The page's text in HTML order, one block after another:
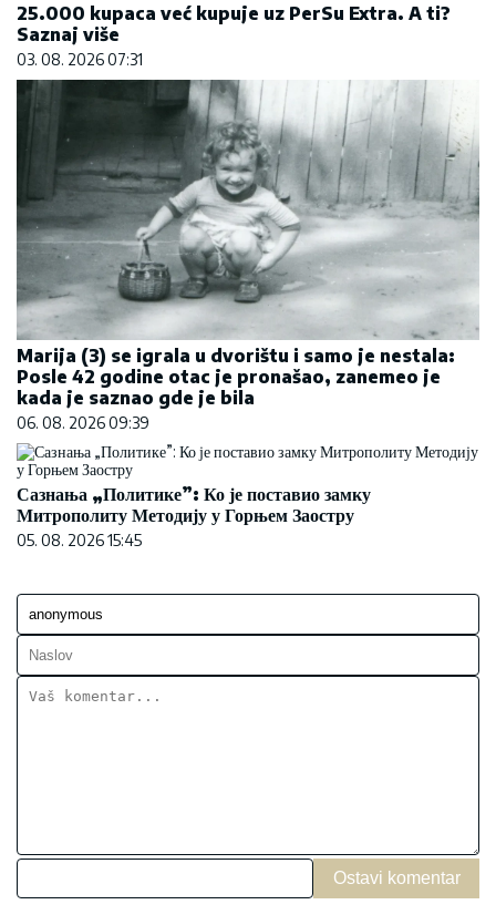
25.000 kupaca već kupuje uz PerSu Extra. A ti?
Saznaj više
03. 08. 2026 07:31
Marija (3) se igrala u dvorištu i samo je nestala:
Posle 42 godine otac je pronašao, zanemeo je
kada je saznao gde je bila
06. 08. 2026 09:39
Сазнања „Политике”: Ко је поставио замку
Митрополиту Методију у Горњем Заостру
05. 08. 2026 15:45
Ostavi komentar